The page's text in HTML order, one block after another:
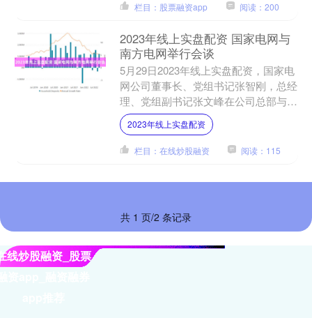
栏目：股票融资app 阅读：200
2023年线上实盘配资 国家电网与
南方电网举行会谈
5月29日2023年线上实盘配资，国家电
网公司董事长、党组书记张智刚，总经
理、党组副书记张文峰在公司总部与中
国南方电网有限责任公司董事长、党组
书记钱朝阳举行会谈....
2023年线上实盘配资
栏目：在线炒股融资 阅读：115
共 1 页/2 条记录
线炒股融资_股票